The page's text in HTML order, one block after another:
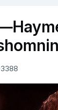
3388